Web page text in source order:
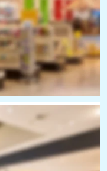
SB-Center, etc.
Hier finden Sie